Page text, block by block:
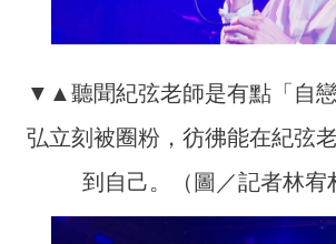
▼▲聽聞紀弦老師是有點「自
弘立刻被圈粉，彷彿能在紀弦
到自己。（圖／記者林宥